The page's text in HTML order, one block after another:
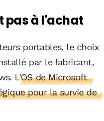
pas à l'achat
portables, le choix
par le fabricant,
L'OS de Microsoft
pour la survie de